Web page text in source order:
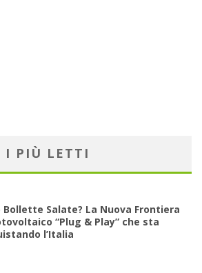
I PIÙ LETTI
Bollette Salate? La Nuova Frontiera
“Plug & Play” che sta
l’Italia